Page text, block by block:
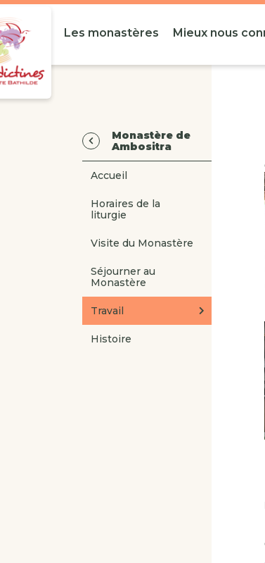
Les monastères Mieux nous
Monastère de
Ambositra
Accueil
Horaires de la
liturgie
Visite du Monastère
Séjourner au
Monastère
Travail
Histoire